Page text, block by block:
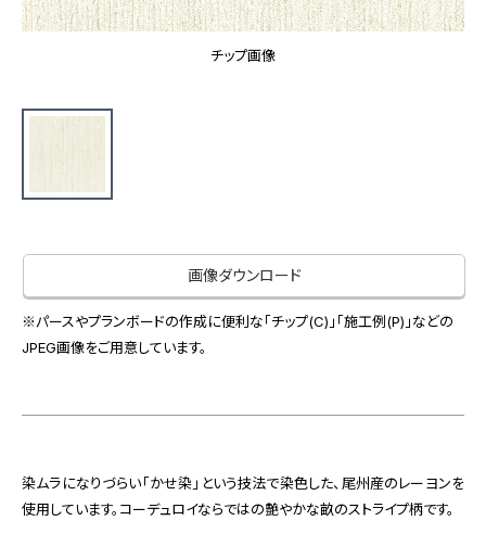
大阪ショールーム
仙台ショールーム
札幌ショールーム
お客様サポート トップ
動画一覧
お問い合わせ（一般のお客様）
インテリア事業
スペースソリューション事業
オフィスソリューション事業
ファシリティソリューション事業
会社情報
会社情報
お知らせプライバシーポリシーサイトマップ関連団体リンク集
チップ画像
画像ダウンロード
※パースやプランボードの作成に便利な「チップ(C)」「施工例(P)」などの
JPEG画像をご用意しています。
染ムラになりづらい「かせ染」という技法で染色した、尾州産のレーヨンを
使用しています。コーデュロイならではの艶やかな畝のストライプ柄です。